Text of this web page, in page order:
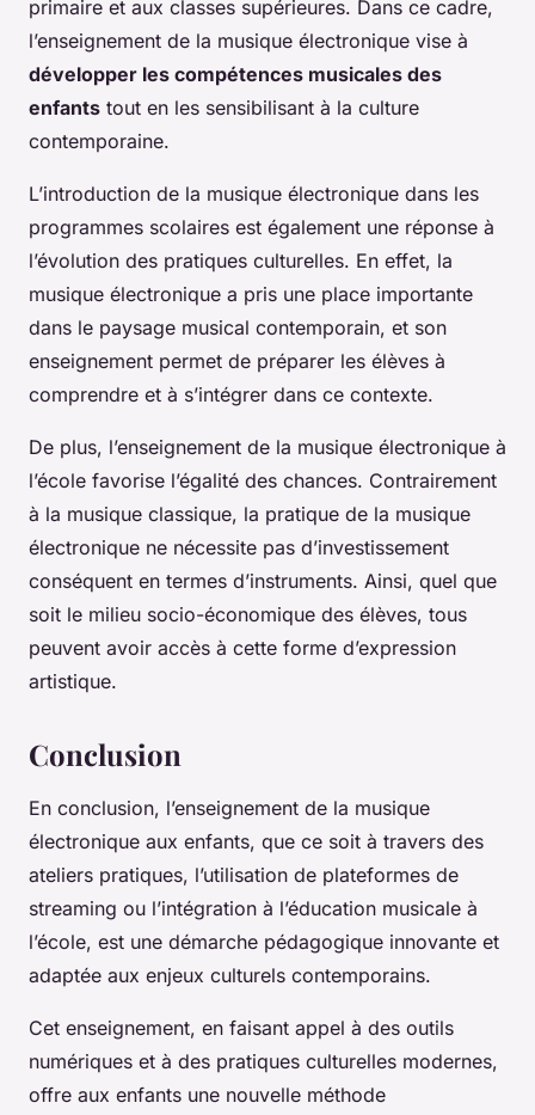
primaire et aux classes supérieures. Dans ce cadre,
l’enseignement de la musique électronique vise à
développer les compétences musicales des
enfants tout en les sensibilisant à la culture
contemporaine.
L’introduction de la musique électronique dans les
programmes scolaires est également une réponse à
l’évolution des pratiques culturelles. En effet, la
musique électronique a pris une place importante
dans le paysage musical contemporain, et son
enseignement permet de préparer les élèves à
comprendre et à s’intégrer dans ce contexte.
De plus, l’enseignement de la musique électronique à
l’école favorise l’égalité des chances. Contrairement
à la musique classique, la pratique de la musique
électronique ne nécessite pas d’investissement
conséquent en termes d’instruments. Ainsi, quel que
soit le milieu socio-économique des élèves, tous
peuvent avoir accès à cette forme d’expression
artistique.
Conclusion
En conclusion, l’enseignement de la musique
électronique aux enfants, que ce soit à travers des
ateliers pratiques, l’utilisation de plateformes de
streaming ou l’intégration à l’éducation musicale à
l’école, est une démarche pédagogique innovante et
adaptée aux enjeux culturels contemporains.
Cet enseignement, en faisant appel à des outils
numériques et à des pratiques culturelles modernes,
offre aux enfants une nouvelle méthode